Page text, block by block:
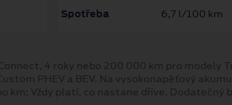
Spotřeba 6,7 l/100 km
4 roky nebo 200 000 km pro modely
PHEV a BEV. Na vysokonapěťový
Vždy platí, co nastane dříve. Dodatečný